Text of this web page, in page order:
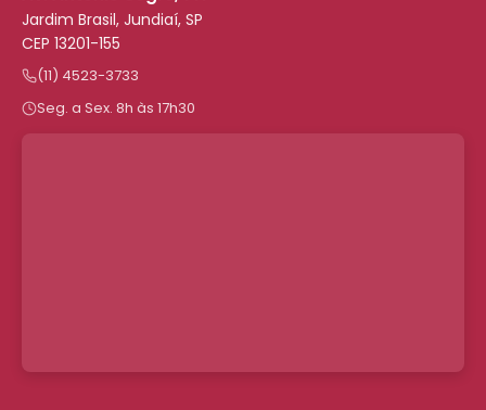
Jardim Brasil, Jundiaí, SP
CEP 13201-155
(11) 4523-3733
Seg. a Sex. 8h às 17h30